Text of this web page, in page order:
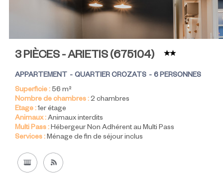
3 PIÈCES - ARIETIS (675104)
APPARTEMENT QUARTIER CROZATS
6 PERSONNES
Superficie :56 m²
Nombre de chambres :2 chambres
Etage :1er étage
Animaux :Animaux interdits
Multi Pass :Hébergeur Non Adhérent au Multi Pass
Services :Ménage de fin de séjour inclus